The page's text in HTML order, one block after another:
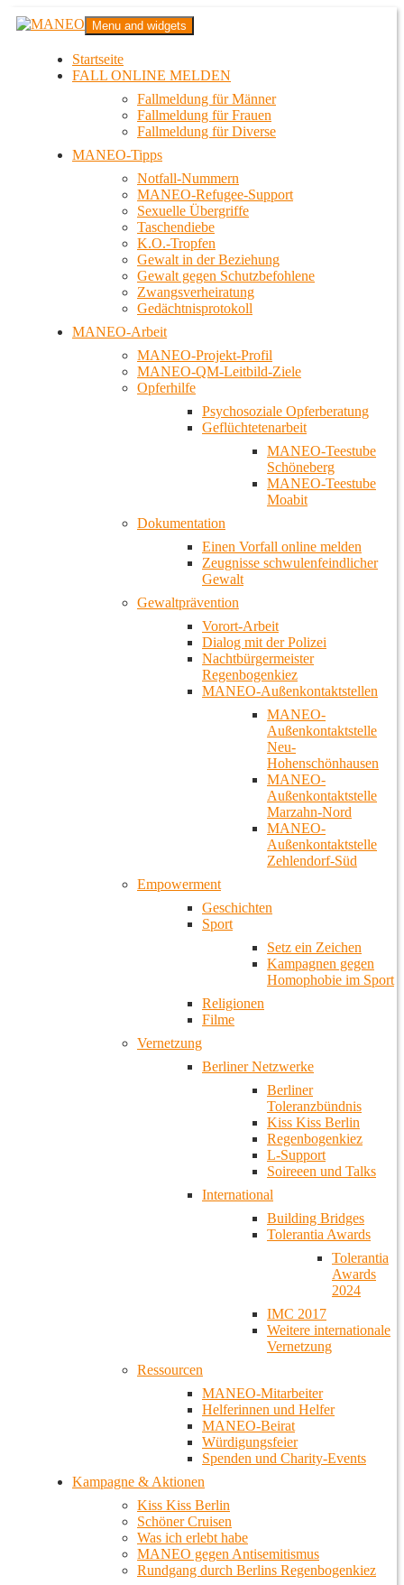
Zum
InhaltMANEO
Das schwule Anti-Gewalt-Projekt in Berlin
Menu and widgets
Startseite
FALL ONLINE MELDEN
Fallmeldung für Männer
Fallmeldung für Frauen
Fallmeldung für Diverse
MANEO-Tipps
Notfall-Nummern
MANEO-Refugee-Support
Sexuelle Übergriffe
Taschendiebe
K.O.-Tropfen
Gewalt in der Beziehung
Gewalt gegen Schutzbefohlene
Zwangsverheiratung
Gedächtnisprotokoll
MANEO-Arbeit
MANEO-Projekt-Profil
MANEO-QM-Leitbild-Ziele
Opferhilfe
Psychosoziale Opferberatung
Geflüchtetenarbeit
MANEO-Teestube
Schöneberg
MANEO-Teestube
Moabit
Dokumentation
Einen Vorfall online melden
Zeugnisse schwulenfeindlicher
Gewalt
Gewaltprävention
Vorort-Arbeit
Dialog mit der Polizei
Nachtbürgermeister
Regenbogenkiez
MANEO-Außenkontaktstellen
MANEO-
Außenkontaktstelle
Neu-
Hohenschönhausen
MANEO-
Außenkontaktstelle
Marzahn-Nord
MANEO-
Außenkontaktstelle
Zehlendorf-Süd
Empowerment
Geschichten
Sport
Setz ein Zeichen
Kampagnen gegen
Homophobie im Sport
Religionen
Filme
Vernetzung
Berliner Netzwerke
Berliner
Toleranzbündnis
Kiss Kiss Berlin
Regenbogenkiez
L-Support
Soireeen und Talks
International
Building Bridges
Tolerantia Awards
Tolerantia
Awards
2024
IMC 2017
Weitere internationale
Vernetzung
Ressourcen
MANEO-Mitarbeiter
Helferinnen und Helfer
MANEO-Beirat
Würdigungsfeier
Spenden und Charity-Events
Kampagne & Aktionen
Kiss Kiss Berlin
Schöner Cruisen
Was ich erlebt habe
MANEO gegen Antisemitismus
Rundgang durch Berlins Regenbogenkiez